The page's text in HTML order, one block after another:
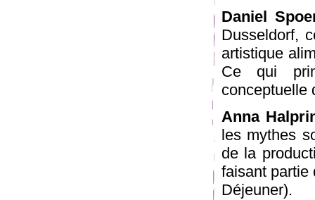
Daniel
Dusseldorf,
artistique
Ce qui
conceptuelle
Anna
les mythes
de la
faisant partie
Déjeuner).